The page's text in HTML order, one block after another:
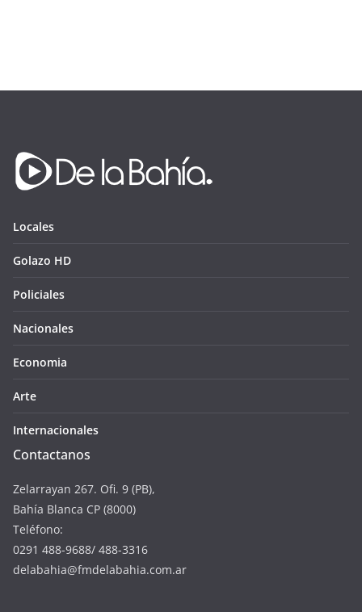
Locales
Golazo HD
Policiales
Nacionales
Economia
Arte
Internacionales
Contactanos
Zelarrayan 267. Ofi. 9 (PB),
Bahía Blanca CP (8000)
Teléfono:
0291 488-9688/ 488-3316
delabahia@fmdelabahia.com.ar